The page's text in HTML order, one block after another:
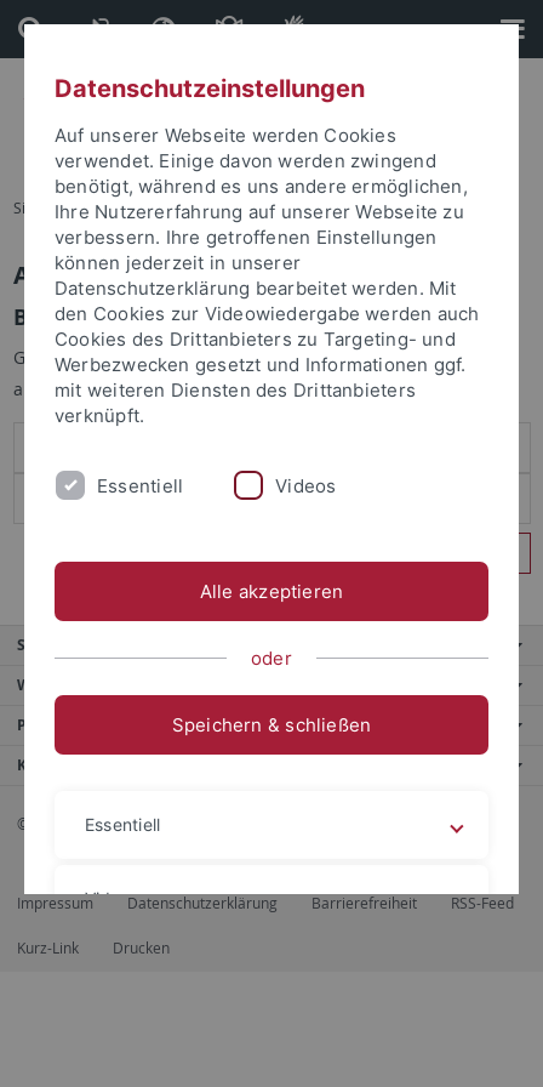
Direkt
zum
Inhalt
Direkt
zur
Fußleiste
Sie sind hier: Startseite
Anmelden
Benutzeranmeldung
Geben Sie Ihren Benutzernamen und Ihr Passwort an um sich
anzumelden:
Service
Weitere Angebote
Portale
Kontaktinfo
© 2026 Eberhard Karls Universität Tübingen, Tübingen
Impressum Datenschutzerklärung Barrierefreiheit RSS-Feed
Kurz-Link Drucken
Datenschutzeinstellungen
Auf unserer Webseite werden Cookies
verwendet. Einige davon werden zwingend
benötigt, während es uns andere ermöglichen,
Ihre Nutzererfahrung auf unserer Webseite zu
verbessern. Ihre getroffenen Einstellungen
können jederzeit in unserer
Datenschutzerklärung bearbeitet werden. Mit
den Cookies zur Videowiedergabe werden auch
Cookies des Drittanbieters zu Targeting- und
Werbezwecken gesetzt und Informationen ggf.
mit weiteren Diensten des Drittanbieters
verknüpft.
Essentiell Videos
Alle akzeptieren
oder
Speichern & schließen
Essentiell
Videos